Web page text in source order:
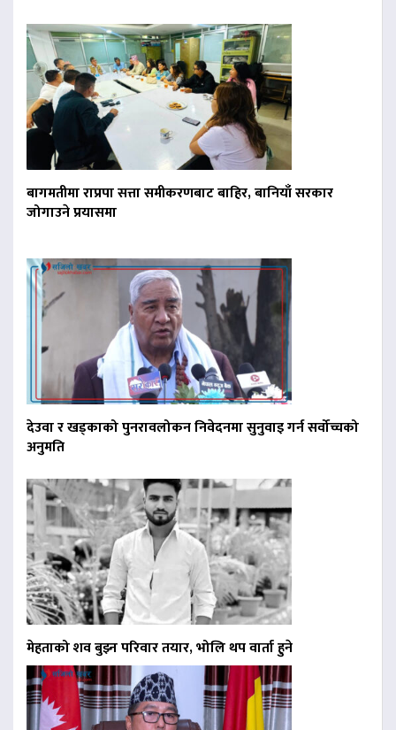
बागमतीमा राप्रपा सत्ता समीकरणबाट बाहिर, बानियाँ सरकार
जोगाउने प्रयासमा
देउवा र खड्काको पुनरावलोकन निवेदनमा सुनुवाइ गर्न सर्वोच्चको
अनुमति
मेहताको शव बुझ्न परिवार तयार, भोलि थप वार्ता हुने